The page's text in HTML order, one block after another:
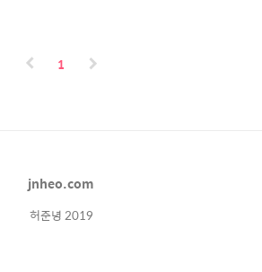
1
jnheo.com
허준녕 2019